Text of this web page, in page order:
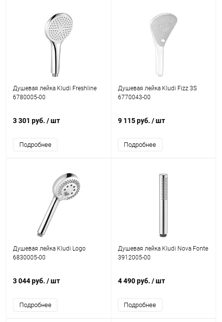
Душевая лейка Kludi Freshline
6780005-00
3 301 руб. / шт
Подробнее
Душевая лейка Kludi Fizz 3S
6770043-00
9 115 руб. / шт
Подробнее
Душевая лейка Kludi Logo
6830005-00
3 044 руб. / шт
Подробнее
Душевая лейка Kludi Nova Fonte
3912005-00
4 490 руб. / шт
Подробнее